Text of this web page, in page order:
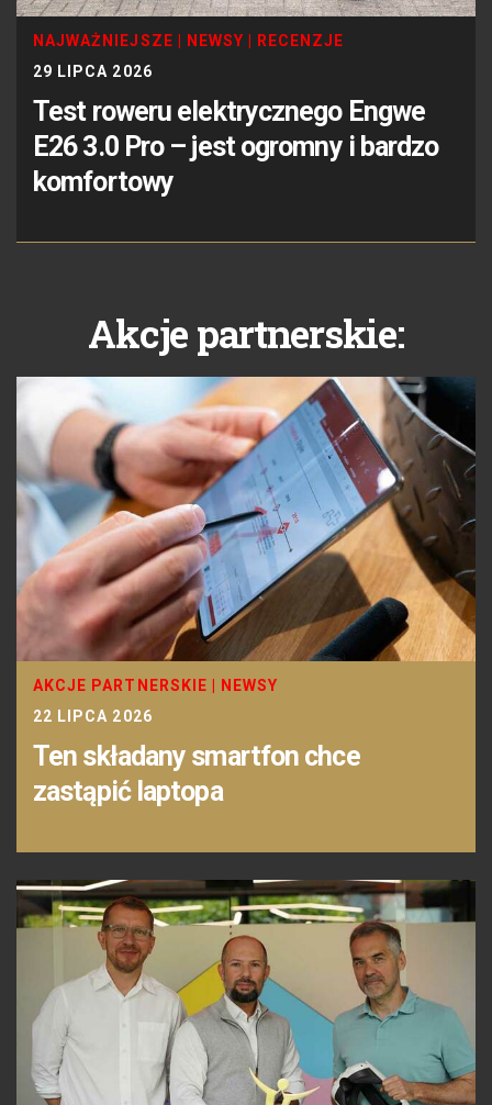
NAJWAŻNIEJSZE NEWSY
RECENZJE
29 LIPCA 2026
Test roweru elektrycznego Engwe
E26 3.0 Pro – jest ogromny i bardzo
komfortowy
Akcje partnerskie:
AKCJE PARTNERSKIE
NEWSY
22 LIPCA 2026
Ten składany smartfon chce
zastąpić laptopa